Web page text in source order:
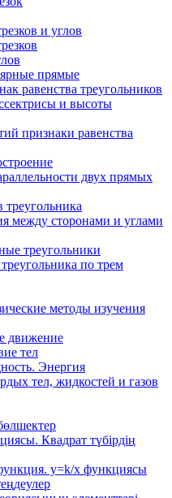
и углов
прямые
равенства треугольников
и высоты
признаки равенства
двух прямых
между сторонами и углами
треугольники
по трем
методы изучения
движение
тел
Энергия
тел, жидкостей и газов
Квадрат түбірдің
у=k/x функциясы